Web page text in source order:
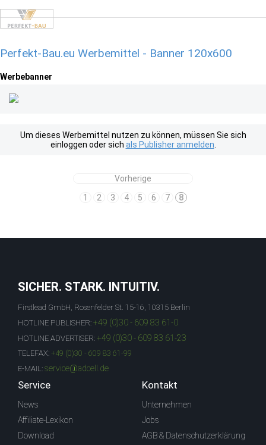
Perfekt-Bau.eu Werbemittel - Banner 120x600
Werbebanner
Um dieses Werbemittel nutzen zu können, müssen Sie sich
einloggen oder sich als Publisher anmelden
Vorherige
1
2 3 4 5 6 7 8
SICHER. STARK. INTUITIV.
Firstlead GmbH, Rosenfelder St. 15-16, 10315 Berlin
HOTLINE PUBLISHER: +49 (0)30 - 609 83 61-0
HOTLINE ADVERTISER: +49 (0)30 - 609 83 61-23
TELEFAX: +49 (0)30 - 609 83 61-99
E-MAIL: service@adcell.de
Service
News
Affiliate-Lexikon
Download
Kontakt
Unternehmen
Jobs
AGB & Datenschutzerklärung